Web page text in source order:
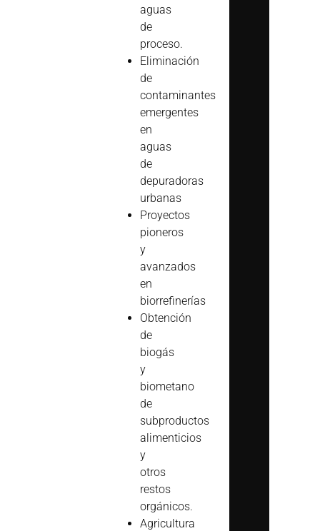
aguas
de
proceso.
Eliminación
de
contaminantes
emergentes
en
aguas
de
depuradoras
urbanas
Proyectos
pioneros
y
avanzados
en
biorrefinerías
Obtención
de
biogás
y
biometano
de
subproductos
alimenticios
y
otros
restos
orgánicos.
Agricultura